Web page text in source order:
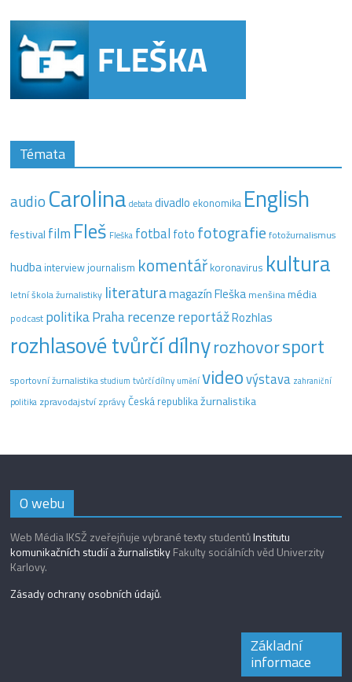
Témata
audio Carolina debata divadlo ekonomika English
festival film Fleš Fleška fotbal foto fotografie fotožurnalismus
hudba interview journalism komentář koronavirus kultura
letní škola žurnalistiky literaturamagazín Fleška menšinamédia
podcast politikaPraharecenzereportážRozhlas
rozhlasové tvůrčí dílnyrozhovorsport
sportovní žurnalistika studium tvůrčí dílny uměnívideovýstava zahraniční
politika zpravodajstvízprávyČeská republikažurnalistika
O webu
Web Média IKSŽ zveřejňuje vybrané texty studentůInstitutu
komunikačních studií a žurnalistikyFakulty sociálních věd Univerzity
Karlovy.
Zásady ochrany osobních údajů.
Základní
informace